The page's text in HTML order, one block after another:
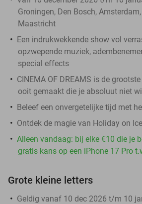
Groningen, Den Bosch,
Maastricht
Een indrukwekkende show vol
opzwepende muziek,
special effects
CINEMA OF DREAMS is de
ooit gemaakt die je absoluut niet
Beleef een onvergetelijke tijd met
Ontdek de magie van Holiday on Ice
Alleen vandaag: bij elke €10 die je
gratis kans op een iPhone 17 Pro
Grote kleine letters
Geldig vanaf 10 dec 2026 t/m 10